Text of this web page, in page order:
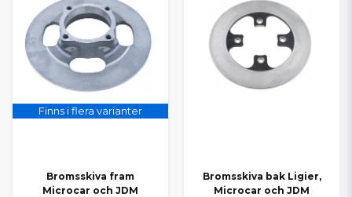
Finns i flera varianter
Bromsskiva fram
Microcar och JDM
Bromsskiva bak Ligier,
Microcar och JDM